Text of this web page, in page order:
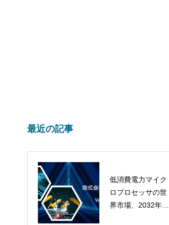
最近の記事
低消費電力マイク
ロプロセッサの世
界市場、2032年に